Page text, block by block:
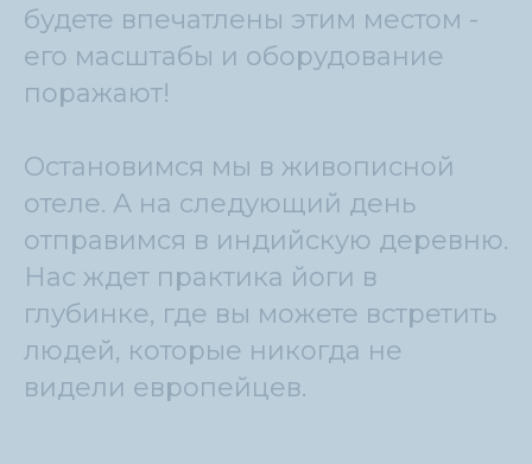
будете впечатлены этим местом -
его масштабы и оборудование
поражают!
Остановимся мы в живописной
отеле. А на следующий день
отправимся в индийскую деревню.
Нас ждет практика йоги в
глубинке, где вы можете встретить
людей, которые никогда не
видели европейцев.